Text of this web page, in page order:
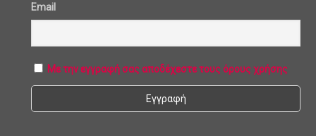
Email
Με την εγγραφή σας αποδέχεστε τους όρους χρήσης